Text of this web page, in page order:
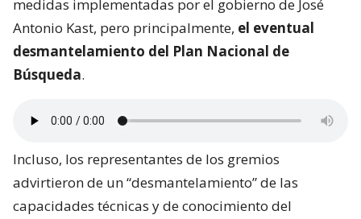
medidas implementadas por el gobierno de José
Antonio Kast, pero principalmente, el eventual
desmantelamiento del Plan Nacional de
Búsqueda.
Incluso, los representantes de los gremios
advirtieron de un “desmantelamiento” de las
capacidades técnicas y de conocimiento del